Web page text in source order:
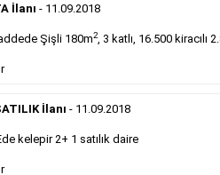
takip ederek farklı ilan türleri
Sarı sayfa ilanlar alım-
İlanı - 11.09.2018
Şişli 180m2, 3 katlı, 16.500 kiracılı
İlanı - 11.09.2018
kelepir 2+ 1 satılık daire